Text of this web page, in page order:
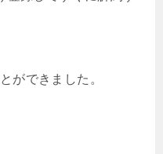
ができました。